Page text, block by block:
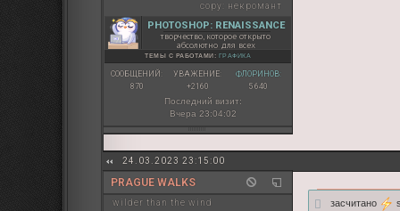
copy: некромант
PHOTOSHOP: RENAISSANCE
творчество, которое открыто
абсолютно для всех
ТЕМЫ С РАБОТАМИ: ГРАФИКА
СООБЩЕНИЙ:
870
УВАЖЕНИЕ:
+2160
ФЛОРИНОВ:
5 640
Последний визит:
Вчера 23:04:02
24.03.2023 23:15:00
PRAGUE WALKS
wilder than the wind засчитано